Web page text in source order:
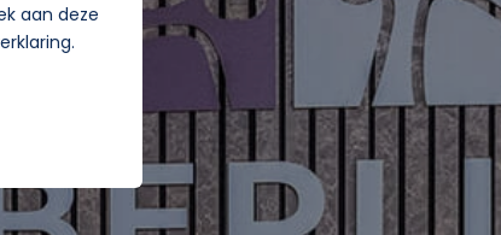
aan deze